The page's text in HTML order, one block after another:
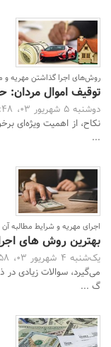
روش‌های اجرا گذاشتن مهریه و
توقیف اموال مردان:
دوشنبه 5 شهریور 03، 20:48 -
نکاح، از اهمیت ویژه‌ای
...
اجرای مهریه و شرایط مطالبه آن
بهترین روش های
یک‌شنبه 4 شهریور 03، 18:58 -
می‌گیرد، سوالات زیادی
گ ...